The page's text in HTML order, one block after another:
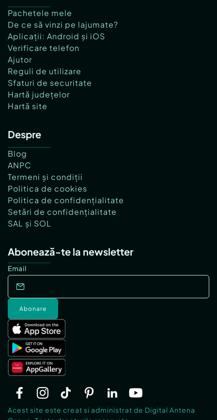
Pachetele mele
De ce să vinzi pe lajumate?
Aplicații: Android și iOS
Verificare telefon
Ajutor
Reguli de utilizare
Sfaturi de securitate
Hartă județelor
Hartă site
Despre
Blog
ANPC
Termeni și condiții
Politica de cookies
Politica de confidențialitate
Setări de confidențialitate
SAL și SOL
Abonează-te la newsletter
Email
Abonare
Acest site este creat si administrat de Digital Antena